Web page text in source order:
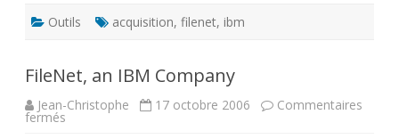
Outils acquisition, filenet, ibm
FileNet, an IBM Company
Jean-Christophe 17 octobre 2006 Commentaires
fermés